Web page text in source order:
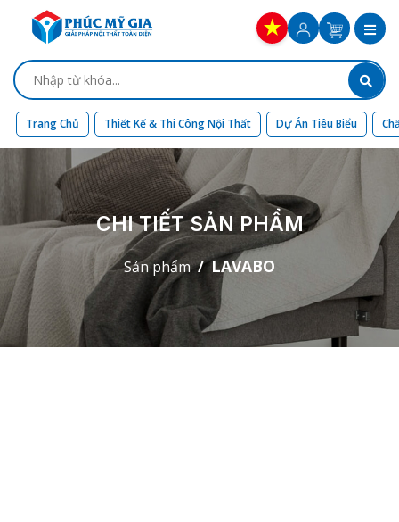
Trang Chủ Thiết Kế & Thi Công Nội Thất Dự Án Tiêu Biểu
CHI TIẾT SẢN PHẨM
Sản phẩm LAVABO